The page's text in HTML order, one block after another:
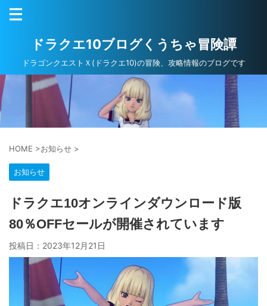
ドラクエ10ブログくうちゃ冒険譚
ドラゴンクエストＸ(ドラクエ10)の冒険、攻略情報のブログです
HOME >お知らせ >
お知らせ
ドラクエ10オンラインダウンロード版
80％OFFセールが開催されています
投稿日： 2023年12月21日